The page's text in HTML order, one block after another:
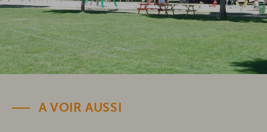
A VOIR AUSSI